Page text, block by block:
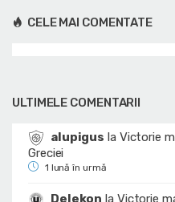
CELE MAI COMENTATE
ULTIMELE COMENTARII
alupigus la Victorie
Greciei
1 lună în urmă
Delekon la Victorie